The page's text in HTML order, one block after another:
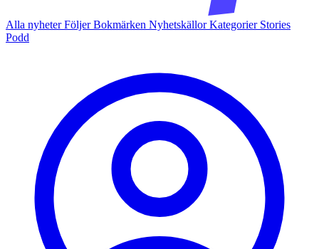
Alla nyheterFöljerBokmärken NyhetskällorKategorier Stories
Podd